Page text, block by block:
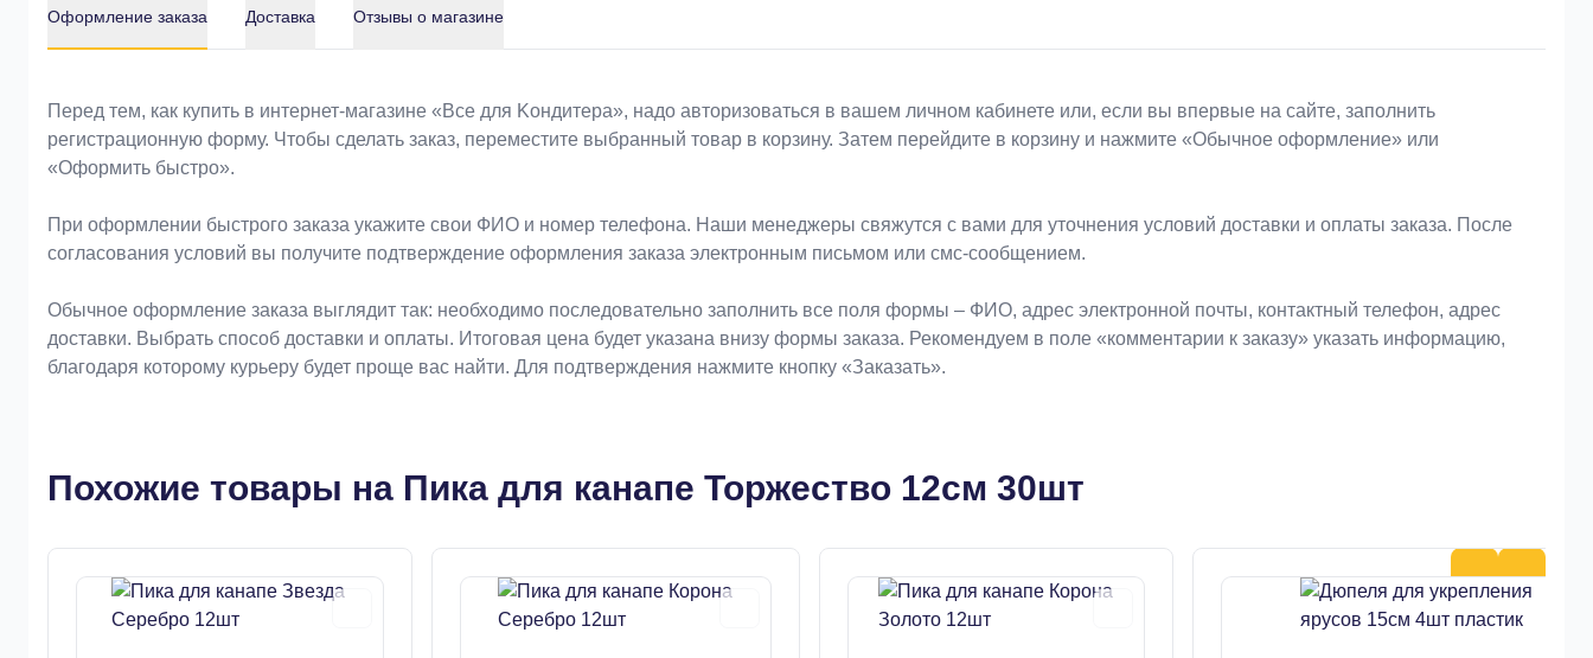
Оформление заказа Доставка Отзывы о магазине
Оформление заказа
Перед тем, как купить в интернет-магазине «Bce для Koндитeрa», надо авторизоваться в вашем личном кабинете или, если вы впервые на сайте, заполнить
регистрационную форму. Чтобы сделать заказ, переместите выбранный товар в корзину. Затем перейдите в корзину и нажмите «Обычное оформление» или
«Оформить быстро».
При оформлении быстрого заказа укажите свои ФИО и номер телефона. Наши менеджеры свяжутся с вами для уточнения условий доставки и оплаты заказа. После
согласования условий вы получите подтверждение оформления заказа электронным письмом или смс-сообщением.
Обычное оформление заказа выглядит так: необходимо последовательно заполнить все поля формы – ФИО, адрес электронной почты, контактный телефон, адрес
доставки. Выбрать способ доставки и оплаты. Итоговая цена будет указана внизу формы заказа. Рекомендуем в поле «комментарии к заказу» указать информацию,
благодаря которому курьеру будет проще вас найти. Для подтверждения нажмите кнопку «Заказать».
Похожие товары на Пика для канапе Торжество 12см 30шт